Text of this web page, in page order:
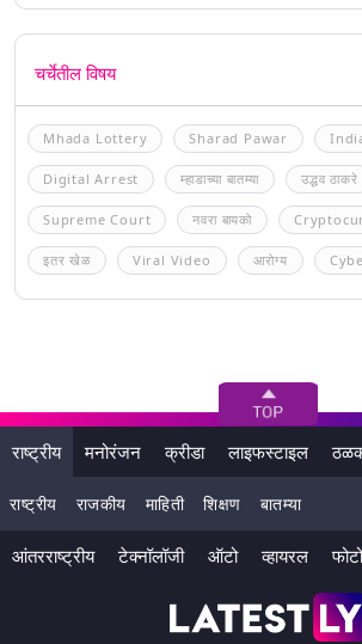
चर्चेतील विषय
Mhada Lottery Sharad Pawar
Digital Arrest म्हाडाच्या बातम्या उद्धव ठाकरे
Supreme Court नवरा बायको
इतर खेळ Viral Video आरोग्य
राष्ट्रीय मनोरंजन क्रीडा लाइफस्टाइल ठळक
राष्ट्रीय राजकीय माहिती शिक्षण बातम्या
आंतरराष्ट्रीय टेक्नॉलॉजी ऑटो व्हायरल फोटो